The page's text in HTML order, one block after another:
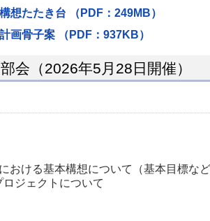
想たたき台 （PDF：249MB）
画骨子案 （PDF：937KB）
会（2026年5月28日開催）
おける基本構想について（基本目標な
ジェクトについて